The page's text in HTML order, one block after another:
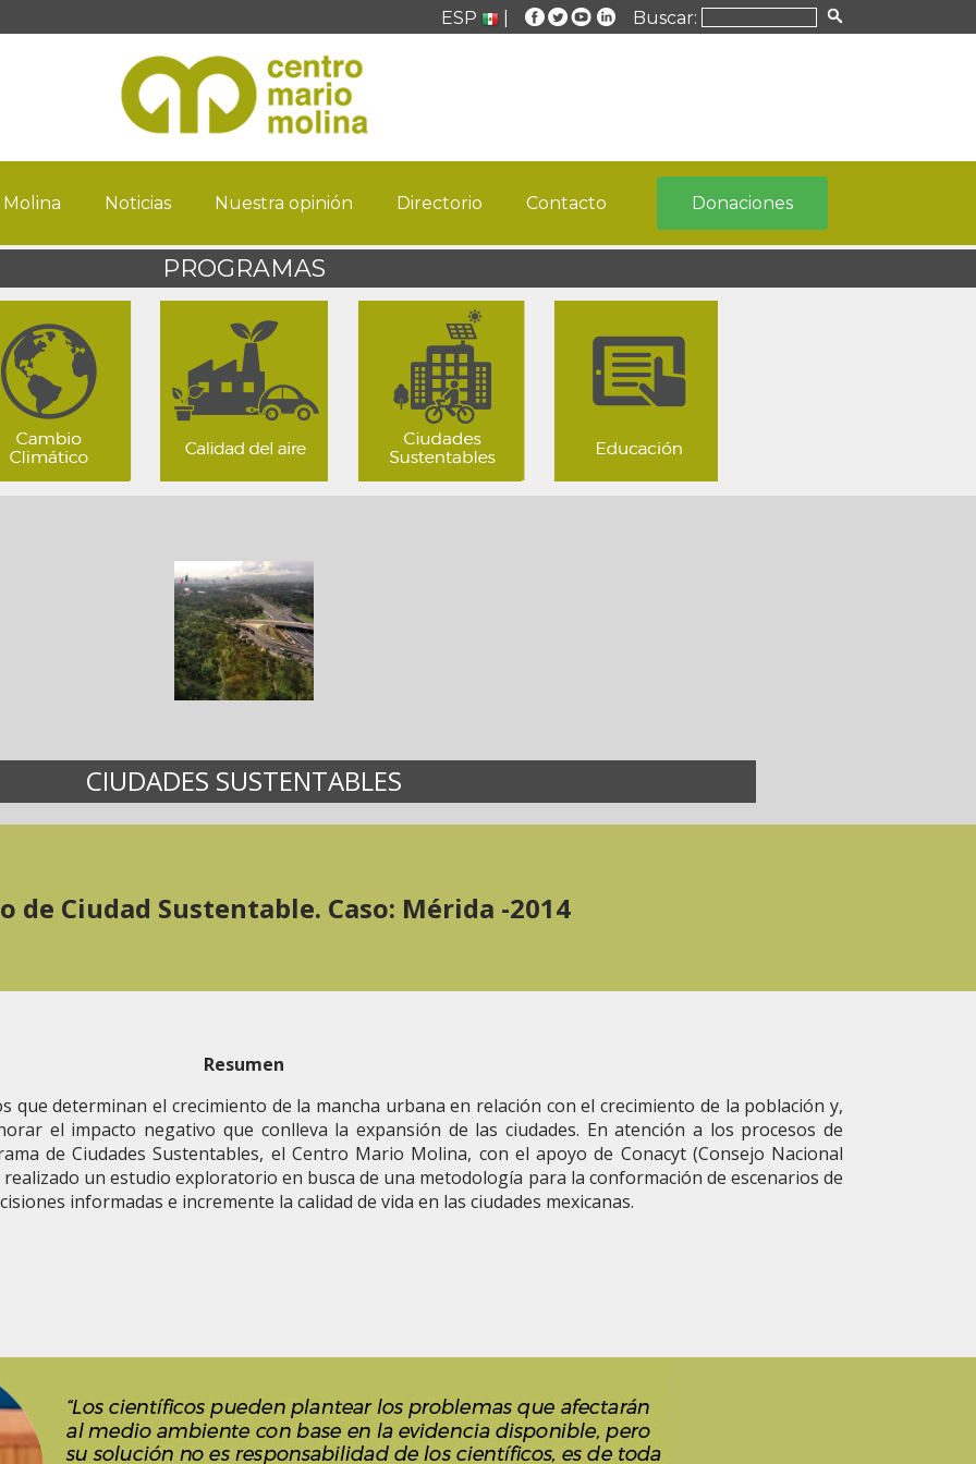
ESP Buscar:
Molina Noticias Nuestra opinión Directorio Contacto Donaciones
PROGRAMAS
CIUDADES SUSTENTABLES
de Ciudad Sustentable. Caso: Mérida -2014
Resumen
que determinan el crecimiento de la mancha urbana en relación con el crecimiento de la población y,
el impacto negativo que conlleva la expansión de las ciudades. En atención a los procesos de
de Ciudades Sustentables, el Centro Mario Molina, con el apoyo de Conacyt (Consejo Nacional
un estudio exploratorio en busca de una metodología para la conformación de escenarios de
informadas e incremente la calidad de vida en las ciudades mexicanas.